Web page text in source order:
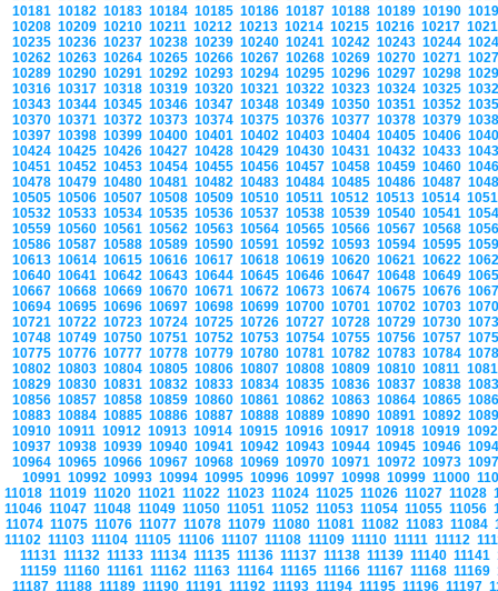
10181 10182 10183 10184 10185 10186 10187 10188 10189 10190
10208 10209 10210 10211 10212 10213 10214 10215 10216 10217
10235 10236 10237 10238 10239 10240 10241 10242 10243 10244
10262 10263 10264 10265 10266 10267 10268 10269 10270 10271
10289 10290 10291 10292 10293 10294 10295 10296 10297 10298
10316 10317 10318 10319 10320 10321 10322 10323 10324 10325
10343 10344 10345 10346 10347 10348 10349 10350 10351 10352
10370 10371 10372 10373 10374 10375 10376 10377 10378 10379
10397 10398 10399 10400 10401 10402 10403 10404 10405 10406
10424 10425 10426 10427 10428 10429 10430 10431 10432 10433
10451 10452 10453 10454 10455 10456 10457 10458 10459 10460
10478 10479 10480 10481 10482 10483 10484 10485 10486 10487
10505 10506 10507 10508 10509 10510 10511 10512 10513 10514
10532 10533 10534 10535 10536 10537 10538 10539 10540 10541
10559 10560 10561 10562 10563 10564 10565 10566 10567 10568
10586 10587 10588 10589 10590 10591 10592 10593 10594 10595
10613 10614 10615 10616 10617 10618 10619 10620 10621 10622
10640 10641 10642 10643 10644 10645 10646 10647 10648 10649
10667 10668 10669 10670 10671 10672 10673 10674 10675 10676
10694 10695 10696 10697 10698 10699 10700 10701 10702 10703
10721 10722 10723 10724 10725 10726 10727 10728 10729 10730
10748 10749 10750 10751 10752 10753 10754 10755 10756 10757
10775 10776 10777 10778 10779 10780 10781 10782 10783 10784
10802 10803 10804 10805 10806 10807 10808 10809 10810 10811
10829 10830 10831 10832 10833 10834 10835 10836 10837 10838
10856 10857 10858 10859 10860 10861 10862 10863 10864 10865
10883 10884 10885 10886 10887 10888 10889 10890 10891 10892
10910 10911 10912 10913 10914 10915 10916 10917 10918 10919
10937 10938 10939 10940 10941 10942 10943 10944 10945 10946
10964 10965 10966 10967 10968 10969 10970 10971 10972 10973
10991 10992 10993 10994 10995 10996 10997 10998 10999 11000
11018 11019 11020 11021 11022 11023 11024 11025 11026 11027 11028
11046 11047 11048 11049 11050 11051 11052 11053 11054 11055 11056
11074 11075 11076 11077 11078 11079 11080 11081 11082 11083 11084
11102 11103 11104 11105 11106 11107 11108 11109 11110 11111 11112
11131 11132 11133 11134 11135 11136 11137 11138 11139 11140 11141
11159 11160 11161 11162 11163 11164 11165 11166 11167 11168 11169
11187 11188 11189 11190 11191 11192 11193 11194 11195 11196 11197